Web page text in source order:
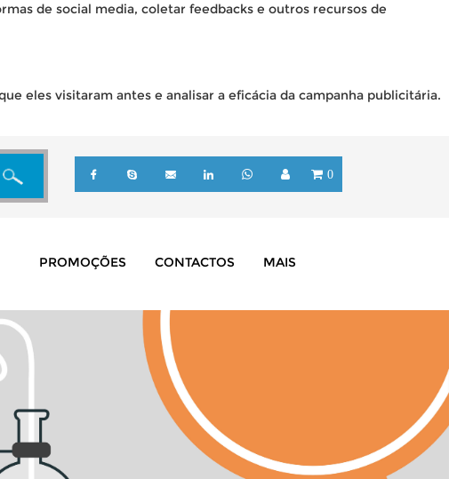
de social media, coletar feedbacks e outros recursos de
eles visitaram antes e analisar a eficácia da campanha publicitária.
0
PROMOÇÕES CONTACTOS MAIS